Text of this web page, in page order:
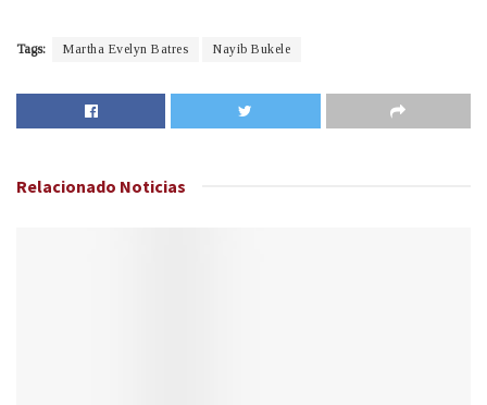
Tags: Martha Evelyn Batres Nayib Bukele
Relacionado Noticias